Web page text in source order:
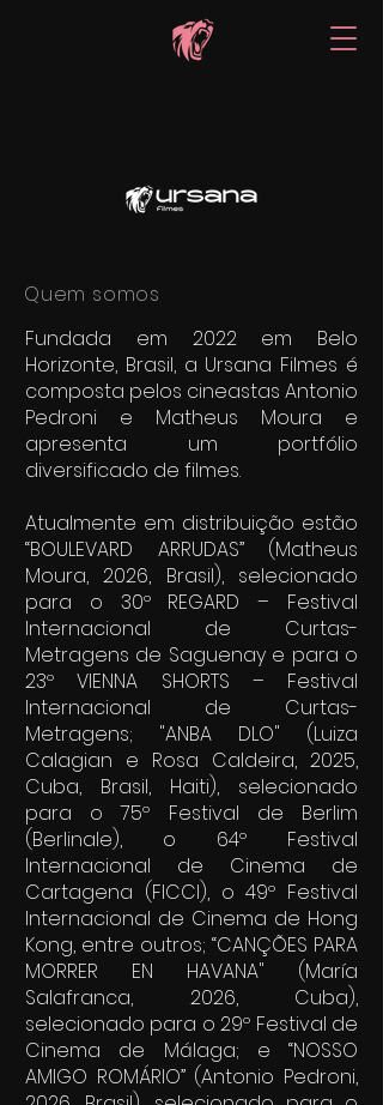
Quem somos
Fundada em 2022 em Belo
Horizonte, Brasil, a Ursana Filmes é
composta pelos cineastas Antonio
Pedroni e Matheus Moura e
apresenta um portfólio
diversificado de filmes.
Atualmente em distribuição estão
“BOULEVARD ARRUDAS” (Matheus
Moura, 2026, Brasil), selecionado
para o 30º REGARD – Festival
Internacional de Curtas-
Metragens de Saguenay e para o
23º VIENNA SHORTS – Festival
Internacional de Curtas-
Metragens; "ANBA DLO" (Luiza
Calagian e Rosa Caldeira, 2025,
Cuba, Brasil, Haiti), selecionado
para o 75º Festival de Berlim
(Berlinale), o 64º Festival
Internacional de Cinema de
Cartagena (FICCI), o 49º Festival
Internacional de Cinema de Hong
Kong, entre outros; “CANÇÕES PARA
MORRER EN HAVANA" (María
Salafranca, 2026, Cuba),
selecionado para o 29º Festival de
Cinema de Málaga; e “NOSSO
AMIGO ROMÁRIO” (Antonio Pedroni,